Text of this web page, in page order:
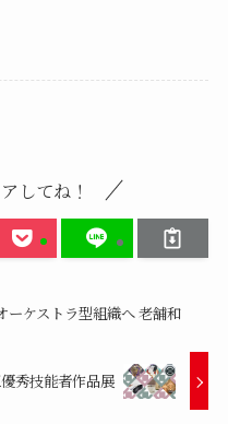
してね！
ーケストラ型組織へ 老舗和
秀技能者作品展